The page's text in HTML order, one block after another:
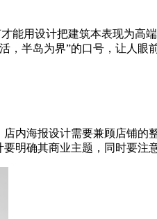
用设计把建筑本表现为高
半岛为界”的口号，让人眼
内海报设计需要兼顾店铺
明确其商业主题，同时要注